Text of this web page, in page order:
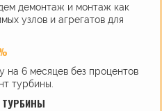
демонтаж и монтаж как
узлов и агрегатов для
на 6 месяцев без процентов
турбины.
ТУРБИНЫ